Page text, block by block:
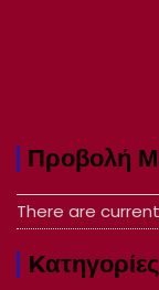
Προβολή
There are
Kατηγορίες